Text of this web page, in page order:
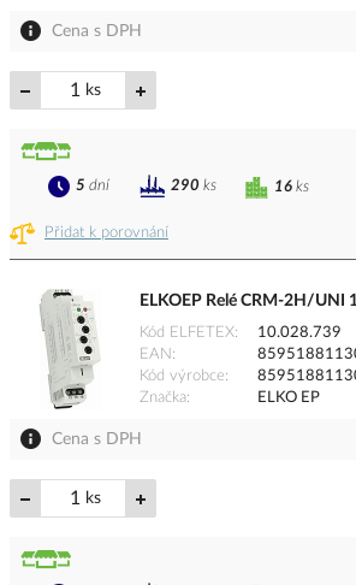
Cena s DPH
ks
Přidat k porovnání
16 ks
5 dní 290 ks
ELKOEP Relé CRM-2H/UNI
Kód ELFETEX
10.028.739
EAN
Kód výrobce
Značka
ELKO EP
Cena s DPH
ks